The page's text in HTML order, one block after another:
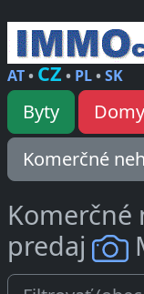
AT• CZ • PL•SK
Byty Domy
Komerčné
predaj